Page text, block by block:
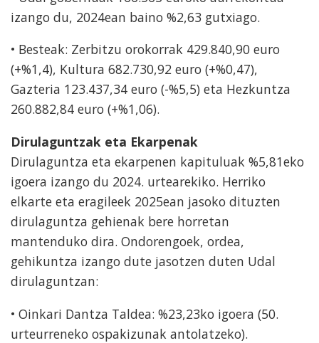
izango du, 2024ean baino %2,63 gutxiago.
• Besteak: Zerbitzu orokorrak 429.840,90 euro
(+%1,4), Kultura 682.730,92 euro (+%0,47),
Gazteria 123.437,34 euro (-%5,5) eta Hezkuntza
260.882,84 euro (+%1,06).
Dirulaguntzak eta Ekarpenak
Dirulaguntza eta ekarpenen kapituluak %5,81eko
igoera izango du 2024. urtearekiko. Herriko
elkarte eta eragileek 2025ean jasoko dituzten
dirulaguntza gehienak bere horretan
mantenduko dira. Ondorengoek, ordea,
gehikuntza izango dute jasotzen duten Udal
dirulaguntzan:
• Oinkari Dantza Taldea: %23,23ko igoera (50.
urteurreneko ospakizunak antolatzeko).